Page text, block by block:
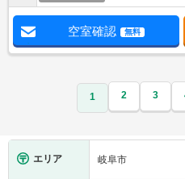
空室確認 無料
1 2 3
エリア 岐阜市